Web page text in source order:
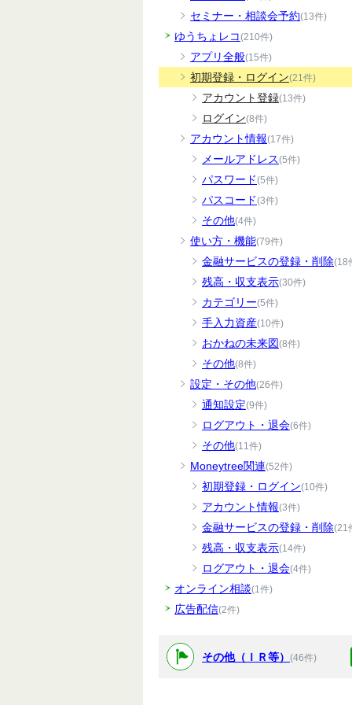
セミナー・相談会予約(13件)
ゆうちょレコ(210件)
アプリ全般(15件)
初期登録・ログイン(21件)
アカウント登録(13件)
ログイン(8件)
アカウント情報(17件)
メールアドレス(5件)
パスワード(5件)
パスコード(3件)
その他(4件)
使い方・機能(79件)
金融サービスの登録・削除(18
残高・収支表示(30件)
カテゴリー(5件)
手入力資産(10件)
おかねの未来図(8件)
その他(8件)
設定・その他(26件)
通知設定(9件)
ログアウト・退会(6件)
その他(11件)
Moneytree関連(52件)
初期登録・ログイン(10件)
アカウント情報(3件)
金融サービスの登録・削除(21
残高・収支表示(14件)
ログアウト・退会(4件)
オンライン相談(1件)
広告配信(2件)
その他（ＩＲ等） (46件)